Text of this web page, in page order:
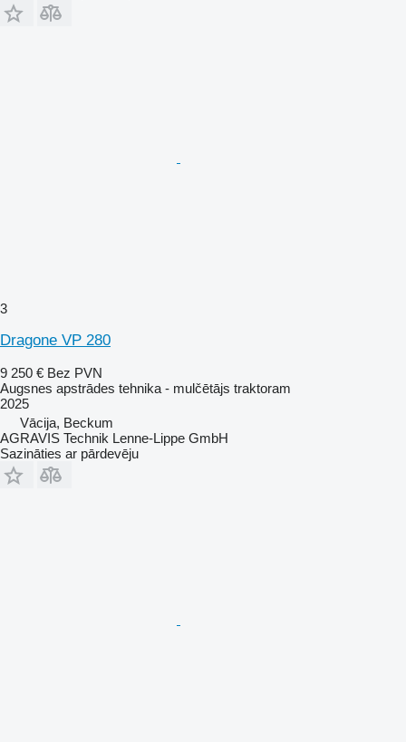
3
Dragone VP 280
9 250 € Bez PVN
Augsnes apstrādes tehnika - mulčētājs traktoram
2025
Vācija, Beckum
AGRAVIS Technik Lenne-Lippe GmbH
Sazināties ar pārdevēju